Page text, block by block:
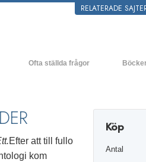
RELATERADE
Ofta ställda frågor
Scientologins organisationer
Tillvarons
Lösningar
Efter att till fullo
kom
Köp
Antal